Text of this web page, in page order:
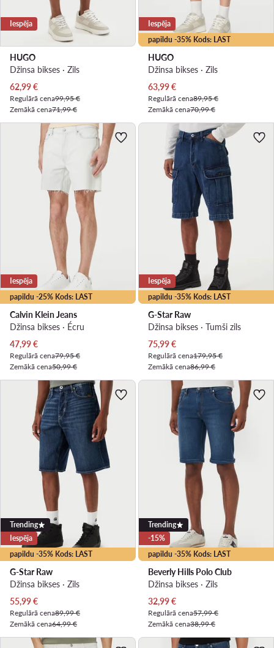
Iespēja
HUGO
Džinsa bikses · Zils
Pašreizējā cena
62,99€
Regulārā cena99,95 €
Zemākā cena71,99 €
papildu -35% Kods: LAST
Iespēja
HUGO
Džinsa bikses · Zils
Pašreizējā cena
63,99€
Regulārā cena89,95 €
Zemākā cena70,99 €
papildu -25% Kods: LAST
Iespēja
Calvin Klein Jeans
Džinsa bikses · Écru
Pašreizējā cena
47,99€
Regulārā cena79,95 €
Zemākā cena50,99 €
papildu -35% Kods: LAST
Iespēja
G-Star Raw
Džinsa bikses · Tumši zils
Pašreizējā cena
75,99€
Regulārā cena179,95 €
Zemākā cena86,99 €
papildu -35% Kods: LAST
Trending
Iespēja
G-Star Raw
Džinsa bikses · Zils
Pašreizējā cena
55,99€
Regulārā cena89,99 €
Zemākā cena64,99 €
papildu -35% Kods: LAST
Trending
-15%
Beverly Hills Polo Club
Džinsa bikses · Zils
Pašreizējā cena
32,99€
Regulārā cena57,99 €
Zemākā cena38,99 €